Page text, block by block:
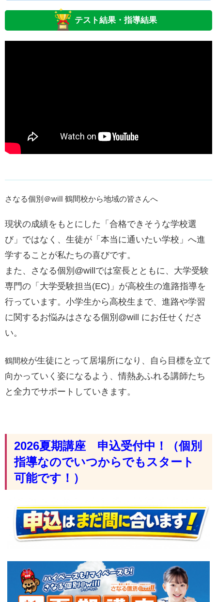
テスト結果・指導結果
さなる個別＠will 鶴間校から地域の皆さんへ
現状の成績をもとにした「合格できそうな学校選
び」ではなく、生徒が「本当に通いたい学校」へ進
学することが私たちの喜びです。
また、さなる個別@willでは室長とともに、大学受験
専門の「大学受験担当(EC)」が高校生の進路指導を
行っています。小学生から高校生まで、進路や学習
に関するお悩みはさなる個別@will にお任せくださ
い。
鶴間校が生徒にとって居場所になり、自ら目標を立て
向かっていく姿になるよう、情熱あふれる講師たち
と全力でサポートしていきます。
2026夏期講座 申込受付中！（個別
指導なのでいつからでもスタート
可能です！）